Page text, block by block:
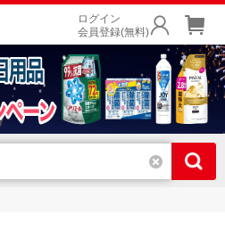
ログイン
会員登録(無料)